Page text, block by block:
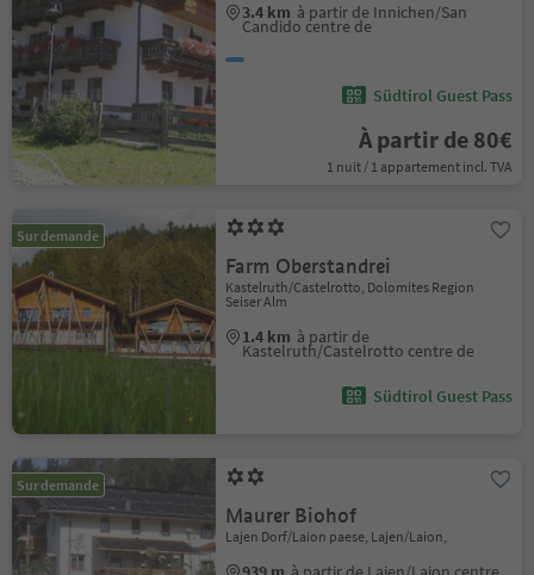
3.4 km à partir de Innichen/San
Candido centre de
Südtirol Guest Pass
À partir de 80€
1 nuit / 1 appartement incl. TVA
Sur demande
Farm Oberstandrei
Kastelruth/Castelrotto, Dolomites Region
Seiser Alm
1.4 km à partir de
Kastelruth/Castelrotto centre de
Südtirol Guest Pass
Sur demande
Maurer Biohof
Lajen Dorf/Laion paese, Lajen/Laion,